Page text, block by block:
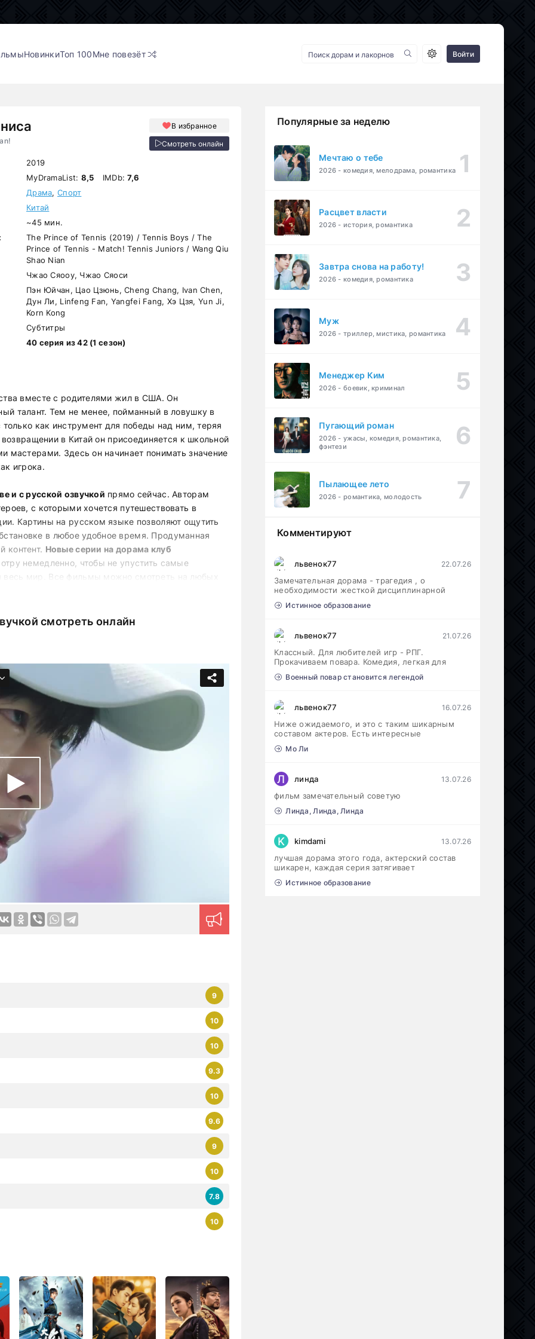
НовинкиТоп 100Мне повезёт Войти
В избранное
Смотреть онлайн
2019
MyDramaList: 8,5 IMDb:7,6
Драма, Спорт
Китай
~45 мин.
The Prince of Tennis (2019) / Tennis Boys / The
Prince of Tennis - Match! Tennis Juniors / Wang Qiu
Shao Nian
Чжао Сяооу, Чжао Сяоси
Пэн Юйчан, Цао Цзюнь, Cheng Chang, Ivan Chen,
Дун Ли, Linfeng Fan, Yangfei Fang, Хэ Цзя, Yun Ji,
Korn Kong
Субтитры
40 серия из 42 (1 сезон)
вместе с родителями жил в США. Он
талант. Тем не менее, пойманный в ловушку в
как инструмент для победы над ним, теряя
в Китай он присоединяется к школьной
мастерами. Здесь он начинает понимать значение
игрока.
и с русской озвучкой прямо сейчас. Авторам
с которыми хочется путешествовать в
Картины на русском языке позволяют ощутить
в любое удобное время. Продуманная
контент. Новые серии на дорама клуб
немедленно, чтобы не упустить самые
мир. Все фильмы можно смотреть на любых
смотреть онлайн
10
7.8
10
9
9.6
10
9.3
10
10
9
Популярные за неделю
Мечтаю о тебе
2026 - комедия, мелодрама, романтика
Расцвет власти
2026 - история, романтика
Завтра снова на работу!
2026 - комедия, романтика
Муж
2026 - триллер, мистика, романтика
Менеджер Ким
2026 - боевик, криминал
Пугающий роман
2026 - ужасы, комедия, романтика,
фэнтези
Пылающее лето
2026 - романтика, молодость
Комментируют
львенок77 22.07.26
Замечательная дорама - трагедия , о
необходимости жесткой дисциплинарной
Истинное образование
львенок77 21.07.26
Классный. Для любителей игр - РПГ.
Прокачиваем повара. Комедия, легкая для
Военный повар становится легендой
львенок77 16.07.26
Ниже ожидаемого, и это с таким шикарным
составом актеров. Есть интересные
Мо Ли
Л линда 13.07.26
фильм замечательный советую
Линда, Линда, Линда
K kimdami 13.07.26
лучшая дорама этого года, актерский состав
шикарен, каждая серия затягивает
Истинное образование